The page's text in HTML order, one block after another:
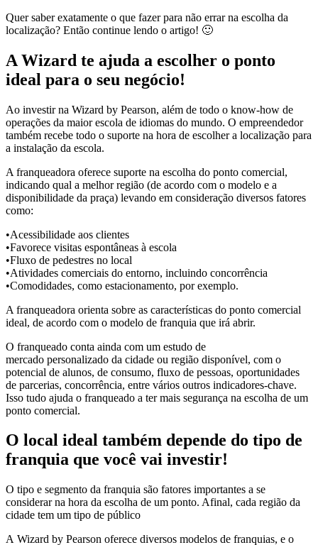
Quer saber exatamente o que fazer para não errar na escolha da
localização? Então continue lendo o artigo! 🙂
A Wizard te ajuda a escolher o ponto
ideal para o seu negócio!
Ao investir na Wizard by Pearson, além de todo o know-how de
operações da maior escola de idiomas do mundo. O empreendedor
também recebe todo o suporte na hora de escolher a localização para
a instalação da escola.
A franqueadora oferece suporte na escolha do ponto comercial,
indicando qual a melhor região (de acordo com o modelo e a
disponibilidade da praça) levando em consideração diversos fatores
como:
•Acessibilidade aos clientes
•Favorece visitas espontâneas à escola
•Fluxo de pedestres no local
•Atividades comerciais do entorno, incluindo concorrência
•Comodidades, como estacionamento, por exemplo.
A franqueadora orienta sobre as características do ponto comercial
ideal, de acordo com o modelo de franquia que irá abrir.
O franqueado conta ainda com um estudo de
mercado personalizado da cidade ou região disponível, com o
potencial de alunos, de consumo, fluxo de pessoas, oportunidades
de parcerias, concorrência, entre vários outros indicadores-chave.
Isso tudo ajuda o franqueado a ter mais segurança na escolha de um
ponto comercial.
O local ideal também depende do tipo de
franquia que você vai investir!
O tipo e segmento da franquia são fatores importantes a se
considerar na hora da escolha de um ponto. Afinal, cada região da
cidade tem um tipo de público
A Wizard by Pearson oferece diversos modelos de franquias, e o